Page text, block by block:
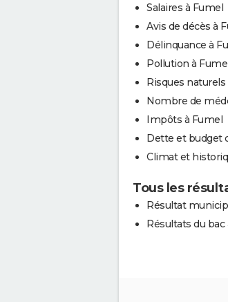
Salaires à Fumel
Avis de décès à
Délinquance à
Pollution à
Risques
Nombre de
Impôts à Fumel
Dette et budget
Climat et
Tous les
Résultat
Résultats du bac